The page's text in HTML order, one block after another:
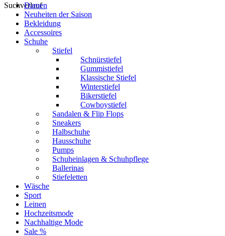
Suchverlauf
Damen
Neuheiten der Saison
Bekleidung
Accessoires
Schuhe
Stiefel
Schnürstiefel
Gummistiefel
Klassische Stiefel
Winterstiefel
Bikerstiefel
Cowboystiefel
Sandalen & Flip Flops
Sneakers
Halbschuhe
Hausschuhe
Pumps
Schuheinlagen & Schuhpflege
Ballerinas
Stiefeletten
Wäsche
Sport
Leinen
Hochzeitsmode
Nachhaltige Mode
Sale %